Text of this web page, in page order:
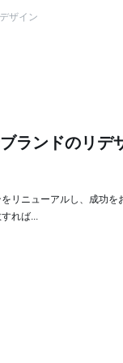
ザイン
ランドのリデ
リニューアルし、成功を
れば...